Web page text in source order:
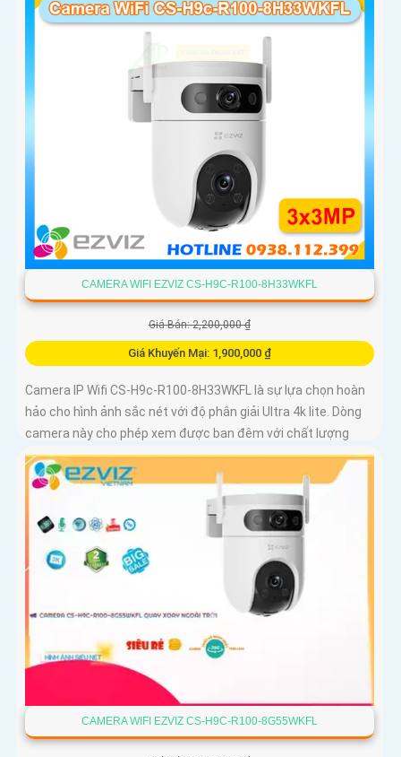
nghệ xử lý hình ảnh thiếu sáng cùng hồng ngoại Smart IR ban
đêm mang lại chất lượng ảnh rõ nét và sắc sảo
CAMERA WIFI EZVIZ CS-H9C-R100-8H33WKFL
Giá Bán: 2,200,000 ₫
Giá Khuyến Mại: 1,900,000 ₫
Camera IP Wifi CS-H9c-R100-8H33WKFL là sự lựa chọn hoàn
hảo cho hình ảnh sắc nét với độ phân giải Ultra 4k lite. Dòng
camera này cho phép xem được ban đêm với chất lượng
màu sắc như ban ngày, đến 30m
CAMERA WIFI EZVIZ CS-H9C-R100-8G55WKFL